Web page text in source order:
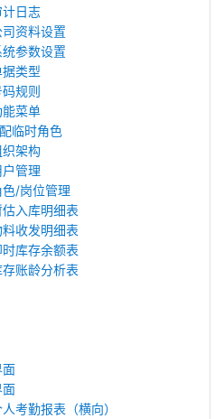
日志
资料设置
参数设置
类型
规则
菜单
临时角色
架构
管理
/岗位管理
入库明细表
收发明细表
库存余额表
账龄分析表
面
面
考勤报表（横向）